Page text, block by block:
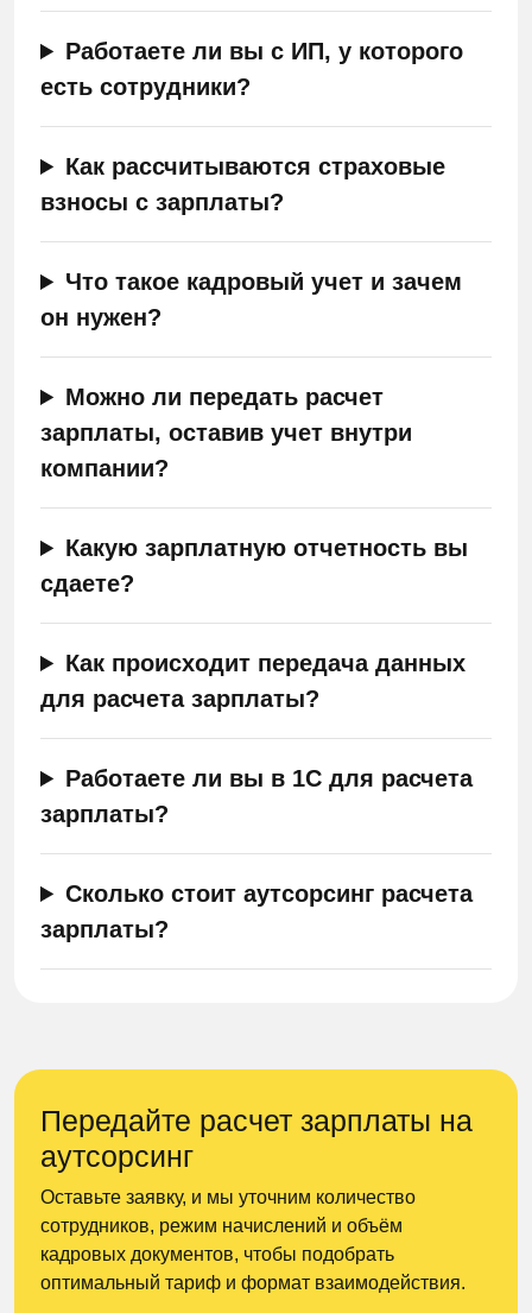
Работаете ли вы с ИП, у которого
есть сотрудники?
Как рассчитываются страховые
взносы с зарплаты?
Что такое кадровый учет и зачем
он нужен?
Можно ли передать расчет
зарплаты, оставив учет внутри
компании?
Какую зарплатную отчетность вы
сдаете?
Как происходит передача данных
для расчета зарплаты?
Работаете ли вы в 1С для расчета
зарплаты?
Сколько стоит аутсорсинг расчета
зарплаты?
Передайте расчет зарплаты на
аутсорсинг
Оставьте заявку, и мы уточним количество
сотрудников, режим начислений и объём
кадровых документов, чтобы подобрать
оптимальный тариф и формат взаимодействия.